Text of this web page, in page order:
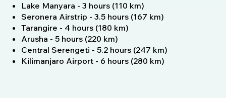
Lake Manyara - 3 hours (110 km)
Seronera Airstrip - 3.5 hours (167 km)
Tarangire - 4 hours (180 km)
Arusha - 5 hours (220 km)
Central Serengeti - 5.2 hours (247 km)
Kilimanjaro Airport - 6 hours (280 km)